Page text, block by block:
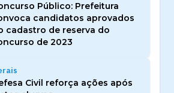
Público: Prefeitura
candidatos aprovados
cadastro de reserva do
de 2023
Civil reforça ações após